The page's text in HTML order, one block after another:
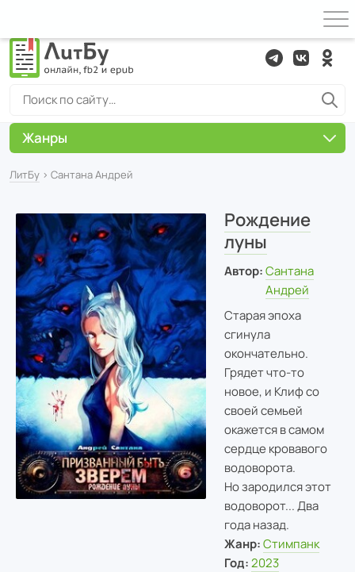
ЛитБу › Сантана Андрей
Рождение
луны
Автор: Сантана
Андрей
Старая эпоха
сгинула
окончательно.
Грядет что-то
новое, и Клиф со
своей семьей
окажется в самом
сердце кровавого
водоворота.
Но зародился этот
водоворот... Два
года назад.
Жанр: Cтимпанк
Год: 2023
Жанры